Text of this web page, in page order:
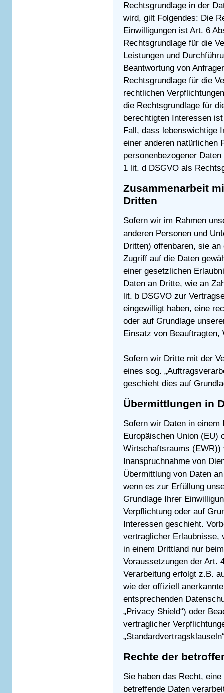
Rechtsgrundlage in der
wird, gilt Folgendes: Die
Einwilligungen ist Art. 6
Rechtsgrundlage für die
Leistungen und
Beantwortung von
Rechtsgrundlage für die
rechtlichen
die Rechtsgrundlage für
berechtigten Interessen
Fall, dass lebenswichtige
einer anderen natürlichen
personenbezogener
1 lit. d DSGVO als
Zusammenarbeit
Dritten
Sofern wir im Rahmen
anderen Personen und
Dritten) offenbaren, sie
Zugriff auf die Daten
einer gesetzlichen
Daten an Dritte, wie an
lit. b DSGVO zur
eingewilligt haben, eine
oder auf Grundlage
Einsatz von
Sofern wir Dritte mit der
eines sog.
geschieht dies auf
Übermittlungen in
Sofern wir Daten in
Europäischen Union (EU)
Wirtschaftsraums (EWR))
Inanspruchnahme von
Übermittlung von Daten
wenn es zur Erfüllung
Grundlage Ihrer
Verpflichtung oder auf
Interessen geschieht.
vertraglicher Erlaubnisse,
in einem Drittland nur
Voraussetzungen der Art.
Verarbeitung erfolgt z.B.
wie der offiziell
entsprechenden
„Privacy Shield“) oder
vertraglicher
Rechte der
Sie haben das Recht,
betreffende Daten